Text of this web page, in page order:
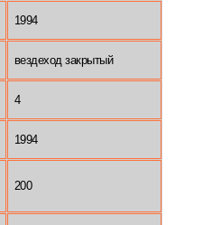
1994
вездеход закрытый
4
1994
200